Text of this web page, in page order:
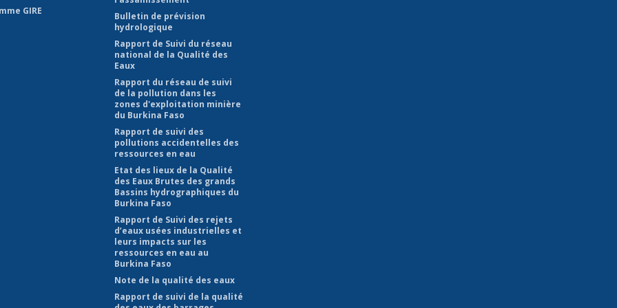
GIRE
Bulletin de prévision
hydrologique
Rapport de Suivi du réseau
national de la Qualité des
Eaux
Rapport du réseau de suivi
de la pollution dans les
zones d'exploitation minière
du Burkina Faso
Rapport de suivi des
pollutions accidentelles des
ressources en eau
Etat des lieux de la Qualité
des Eaux Brutes des grands
Bassins hydrographiques du
Burkina Faso
Rapport de Suivi des rejets
d’eaux usées industrielles et
leurs impacts sur les
ressources en eau au
Burkina Faso
Note de la qualité des eaux
Rapport de suivi de la qualité